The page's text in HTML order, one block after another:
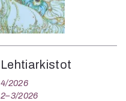
Lehtiarkistot
4/2026
2–3/2026